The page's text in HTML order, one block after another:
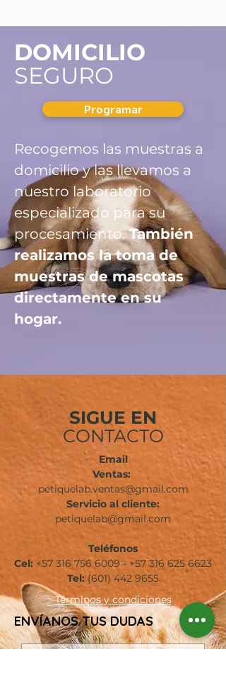
DOMICILIO
SEGURO
Programar
Recogemos las muestras a
domicilio y las llevamos a
nuestro laboratorio
especializado para su
procesamiento.También
realizamos la toma de
muestras de mascotas
directamente en su
hogar.
SIGUE EN
CONTACTO
Email
Ventas:
petiquelab.ventas@gmail.com
Servicio al cliente:
petiquelab@gmail.com
Teléfonos
Cel: +57 316 756 6009 - +57 316 625 6623
Tel: (601) 442 9655
Términosy condiciones
ENVÍANOS TUS DUDAS